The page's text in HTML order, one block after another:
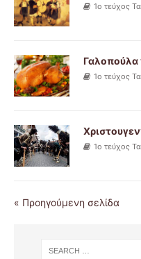
1ο τεύχος
Γαλοπούλα
1ο τεύχος
1ο τεύχος
« Προηγούμενη σελίδα